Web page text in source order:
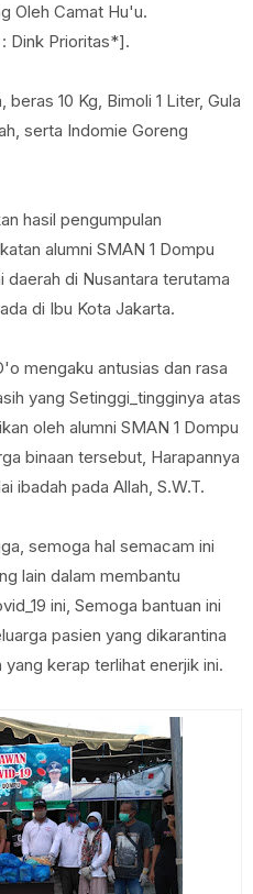
Oleh Camat Hu'u.
Dink Prioritas*].
10 Kg, Bimoli 1 Liter, Gula
serta Indomie Goreng
hasil pengumpulan
alumni SMAN 1 Dompu
di Nusantara terutama
di Ibu Kota Jakarta.
mengaku antusias dan rasa
yang Setinggi_tingginya atas
oleh alumni SMAN 1 Dompu
binaan tersebut, Harapannya
ibadah pada Allah, S.W.T.
semoga hal semacam ini
lain dalam membantu
ini, Semoga bantuan ini
pasien yang dikarantina
kerap terlihat enerjik ini.